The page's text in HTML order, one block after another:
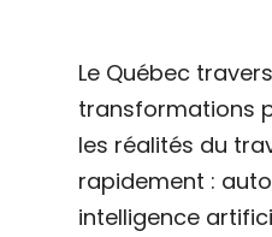
Le Québec
transformations
les réalités du
rapidement :
intelligence